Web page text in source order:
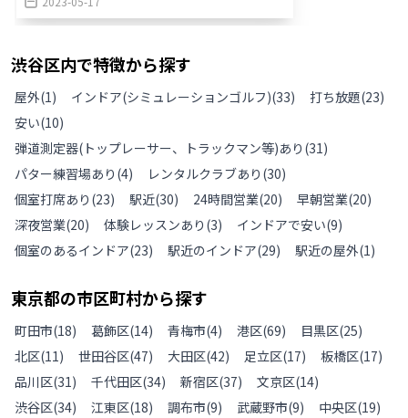
渋谷区内で特徴から探す
屋外(1) インドア(シミュレーションゴルフ)(33) 打ち放題(23)
安い(10)
弾道測定器(トップレーサー、トラックマン等)あり (31)
パター練習場あり (4) レンタルクラブあり (30)
個室打席あり (23) 駅近(30) 24時間営業(20) 早朝営業(20)
深夜営業(20) 体験レッスンあり (3) インドアで安い(9)
個室のあるインドア(23) 駅近のインドア(29) 駅近の屋外(1)
東京都の市区町村から探す
町田市(18) 葛飾区(14) 青梅市(4) 港区(69) 目黒区(25)
北区(11) 世田谷区(47) 大田区(42) 足立区(17) 板橋区(17)
品川区(31) 千代田区(34) 新宿区(37) 文京区(14)
渋谷区(34) 江東区(18) 調布市(9) 武蔵野市(9) 中央区(19)